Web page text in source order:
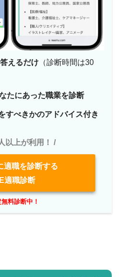
えるだけ （診断時間は30
たにあった職業を診断
すべきかのアドバイス付き
以上が利用！ /
適職を診断する
適職診断
無料診断中！